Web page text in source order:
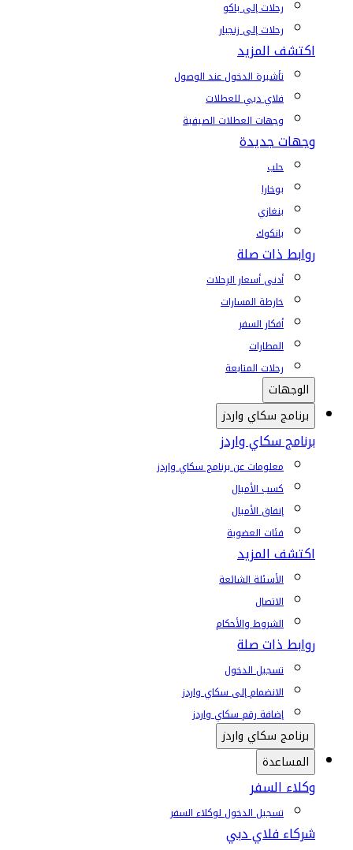
رحلات إلى باكو
رحلات إلى زنجبار
اكتشف المزيد
تأشيرة الدخول عند الوصول
فلاي دبي للعطلات
وجهات العطلات الصيفية
وجهات جديدة
حلب
بوخارا
بنغازي
بانكوك
روابط ذات صلة
أدنى أسعار الرحلات
خارطة المسارات
أفكار السفر
المطارات
رحلات المتابعة
الوجهات
برنامج سكاي واردز
برنامج سكاي واردز
معلومات عن برنامج سكاي واردز
كسب الأميال
إنفاق الأميال
فئات العضوية
اكتشف المزيد
الأسئلة الشائعة
الاتصال
الشروط والأحكام
روابط ذات صلة
تسجيل الدخول
الانضمام إلى سكاي واردز
إضافة رقم سكاي واردز
برنامج سكاي واردز
المساعدة
وكلاء السفر
تسجيل الدخول لوكلاء السفر
شركاء فلاي دبي